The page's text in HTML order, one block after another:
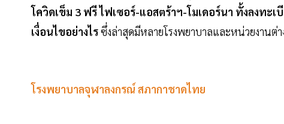
โควิดเข็ม 3 ฟรี ไฟเซอร์-แอสตร้าฯ-โมเดอร์นา ทั้งลงท
เงื่อนไขอย่างไรซึ่งล่าสุดมีหลายโรงพยาบาลและหน่วยงาน
โรงพยาบาลจุฬาลงกรณ์ สภากาชาดไทย